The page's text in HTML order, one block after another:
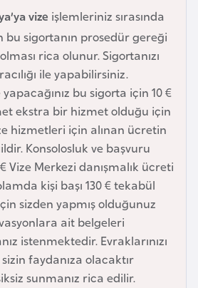
vize işlemleriniz sırasında
bu sigortanın prosedür gereği
rica olunur. Sigortanızı
ile yapabilirsiniz.
bu sigorta için 10 €
ekstra bir hizmet olduğu için
hizmetleri için alınan ücretin
Konsolosluk ve başvuru
Vize Merkezi danışmalık ücreti
kişi başı 130 € tekabül
sizden yapmış olduğunuz
ait belgeleri
istenmektedir. Evraklarınızı
faydanıza olacaktır
sunmanız rica edilir.